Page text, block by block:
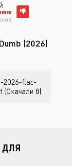
(2026)
2026-flac-
8)
ДЛЯ